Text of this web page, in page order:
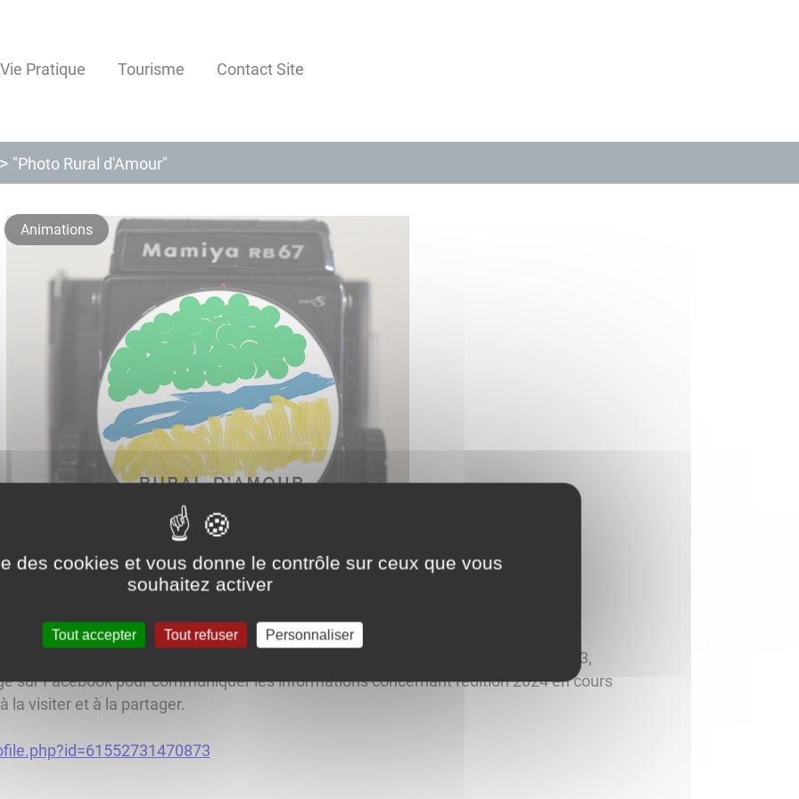
Vie Pratique Tourisme Contact Site
"Photo Rural d'Amour"
Animations
avoir organisé une première édition de Photo Rural d'Amour durant l'été 2023,
sur Facebook pour communiquer les informations concernant l'édition 2024 en cours
la visiter et à la partager.
des cookies et vous donne le contrôle sur ceux que vous
souhaitez activer
Tout accepter Tout refuser Personnaliser